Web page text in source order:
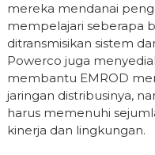
mereka mendanai
mempelajari seberapa
ditransmisikan sistem
Powerco juga
membantu EMROD
jaringan distribusinya,
harus memenuhi
kinerja dan lingkungan.